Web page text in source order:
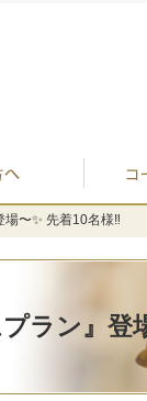
〜✨ 先着10名様‼️
ラン』登
〜✨ 先着10名様‼️